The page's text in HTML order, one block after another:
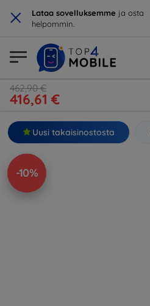
× Lataa sovelluksemme ja osta
helpommin.
462,90 €
416,61 €
Uusi takaisinostosta
-10%